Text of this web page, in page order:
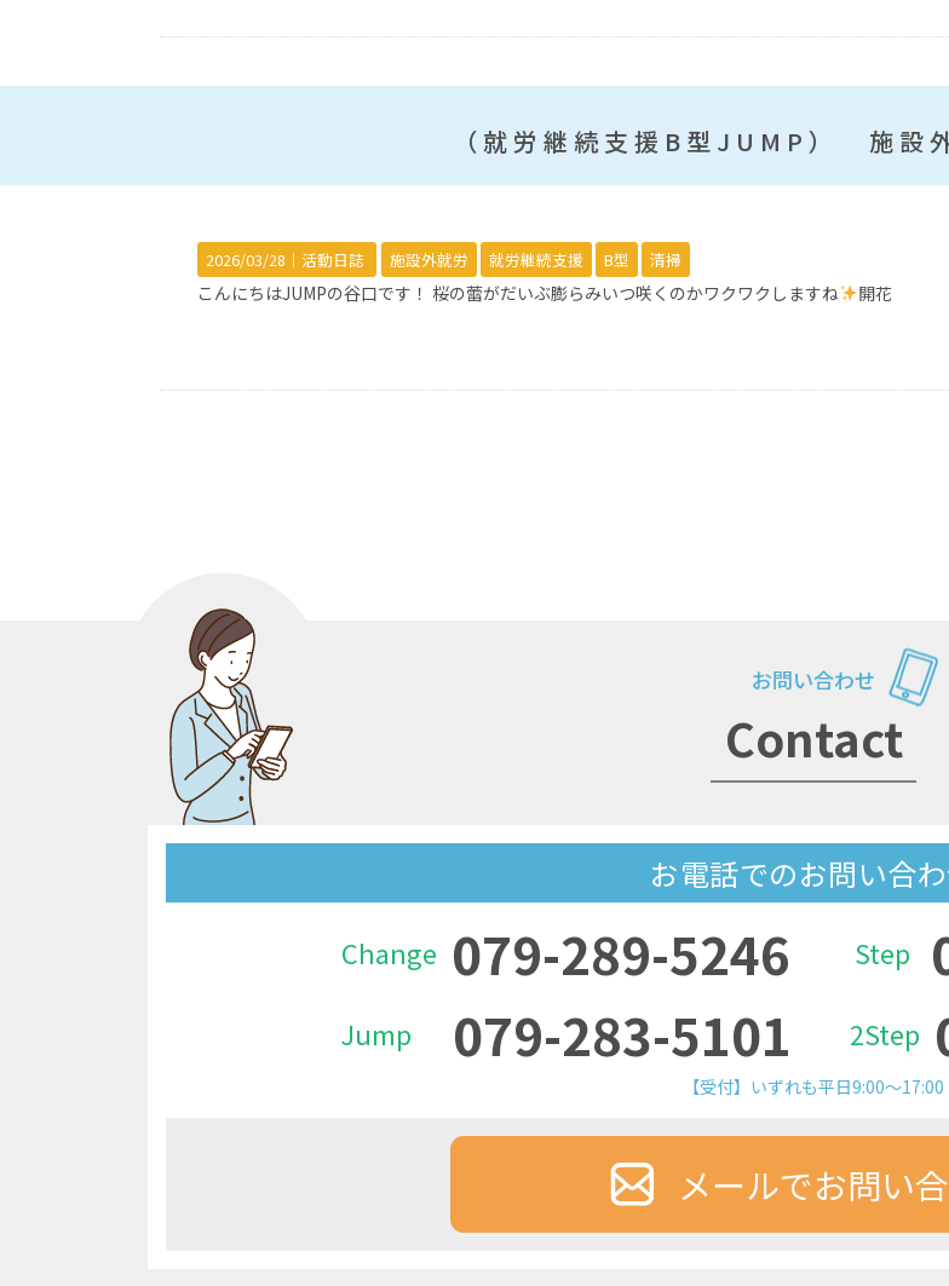
（就労継続支援B型JUMP） 施設
2026/03/28｜ 活動日誌 施設外就労 就労継続支援 B型 清掃
こんにちはJUMPの谷口です！ 桜の蕾がだいぶ膨らみいつ咲くのかワクワクしますね
開花
お問い合わせ
Contact
お電話でのお問い合
Change 079-289-5246 Step
Jump 079-283-5101 2Step
【受付】いずれも平日9:00～17:00
メールでお問い